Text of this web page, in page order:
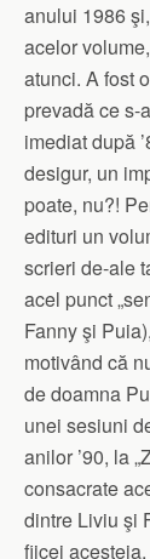
anului 1986
acelor
atunci. A fost
prevadă ce s-
imediat după
desigur, un
poate, nu?!
edituri un
scrieri de-ale
acel punct
Fanny şi
motivând că
de doamna
unei sesiuni
anilor ’90, la
consacrate
dintre Liviu şi
fiicei